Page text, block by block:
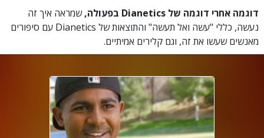
דוגמה אחרי דוגמה של Dianetics בפעולה,
שמראה איך זה
נעשה, כללי "עשה ואל תעשה" והתוצאות של Dianetics עם סיפורים
מאנשים שעשו את זה, וגם קלירים אמיתיים.